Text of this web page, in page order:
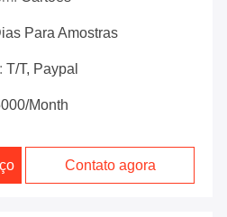
Para Amostras
T/T, Paypal
month
Contato agora